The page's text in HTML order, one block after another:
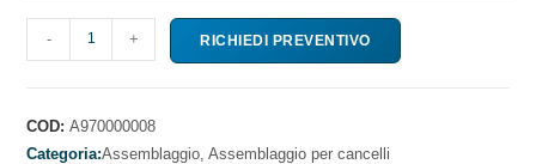
ANTISTRAPPO
FILETTATO
M8
quantità
- + RICHIEDI PREVENTIVO
COD:A970000008
Categoria:Assemblaggio,Assemblaggio per cancelli